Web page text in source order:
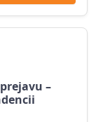
–